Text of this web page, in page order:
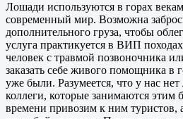
Лошади используются в горах
современный мир. Возможна
дополнительного груза, чтобы
услуга практикуется в ВИП
человек с травмой позвоночника
заказать себе живого помощника в
уже были. Разумеется, что у нас
коллеги, которые занимаются
времени привозим к ним туристов,